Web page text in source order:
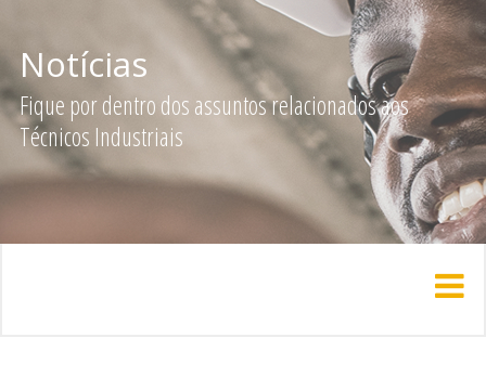
Notícias
Fique por dentro dos assuntos relacionados aos
Técnicos Industriais